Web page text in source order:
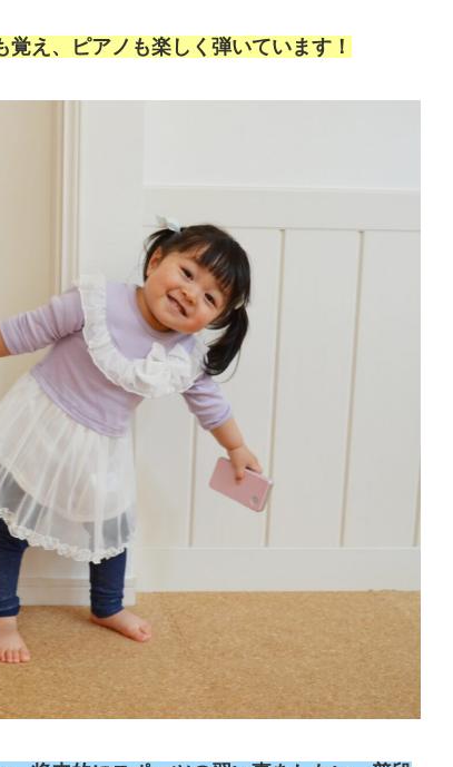
え、ピアノも楽しく弾いています！